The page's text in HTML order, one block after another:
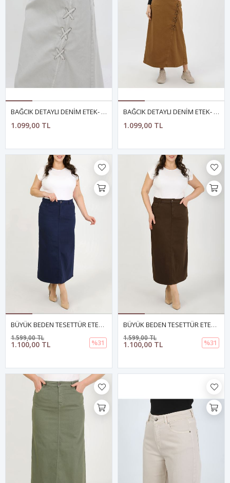
BAĞCIK DETAYLI DENİM ETEK- AÇIK FÜME
1.099,00 TL
BAĞCIK DETAYLI DENİM ETEK- CAMEL
1.099,00 TL
BÜYÜK BEDEN TESETTÜR ETEK- LACİVERT
1.100,00 TL
1.599,00 TL
%31
BÜYÜK BEDEN TESETTÜR ETEK- KAHVERENGİ
1.100,00 TL
1.599,00 TL
%31